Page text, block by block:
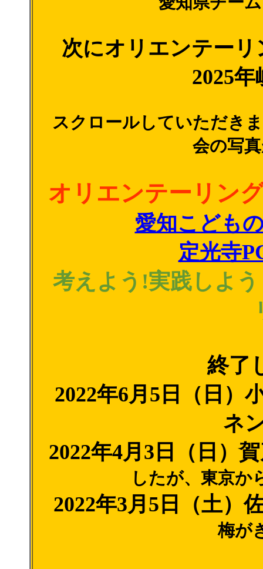
次にオリエンテー
2025
スクロールしていただき
会の写
オリエンテーリン
愛知こども
定光寺
考えよう!実践しよ
終了
2022年6月5日（日）
ネ
2022年4月3日（日）
したが、東京か
2022年3月5日（土）
梅が